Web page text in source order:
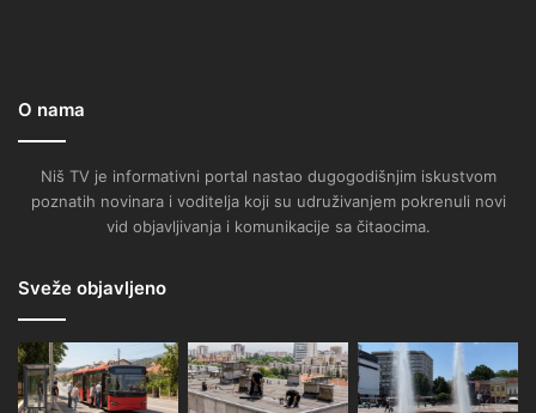
O nama
Niš TV je informativni portal nastao dugogodišnjim iskustvom
poznatih novinara i voditelja koji su udruživanjem pokrenuli novi
vid objavljivanja i komunikacije sa čitaocima.
Sveže objavljeno